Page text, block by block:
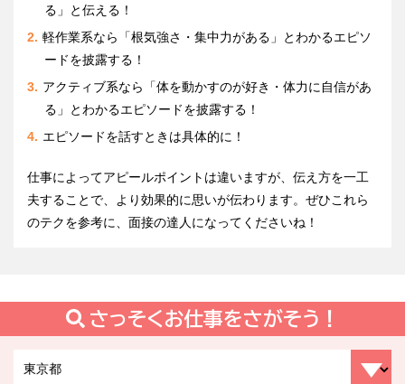
る」と伝える！
軽作業系なら「根気強さ・集中力がある」とわかるエピソ
ードを披露する！
アクティブ系なら「体を動かすのが好き・体力に自信があ
る」とわかるエピソードを披露する！
エピソードを話すときは具体的に！
仕事によってアピールポイントは違いますが、伝え方を一工
夫することで、より効果的に思いが伝わります。ぜひこれら
のテクを参考に、面接の達人になってくださいね！
さっそくお仕事をさがそう！